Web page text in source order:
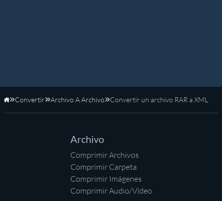
Inicio
Convertir Archivo A Archivo Convertir un archivo RAR a XML
Archivo
Comprimir Archivos
Comprimir Carpeta
Comprimir Imágenes
Comprimir Audio/Vídeo